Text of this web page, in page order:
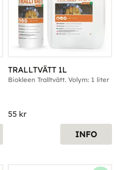
TRALLTVÄTT 1L
Biokleen Tralltvätt. Volym: 1 liter
55 kr
INFO